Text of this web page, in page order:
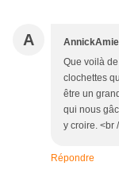
A
Que voilà
clochettes
être un
qui nous
y croire. <br
Répondre